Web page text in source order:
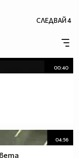
СЛЕДВАЙ4
00:40
04:56